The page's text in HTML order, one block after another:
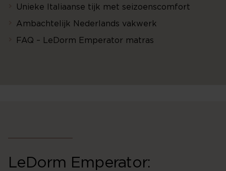
Unieke Italiaanse tijk met seizoenscomfort
Ambachtelijk Nederlands vakwerk
FAQ – LeDorm Emperator matras
LeDorm Emperator: